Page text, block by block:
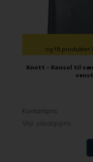
og få produktet
Knott - Konsol til
Kontantpris
Vejl. udsalgspris